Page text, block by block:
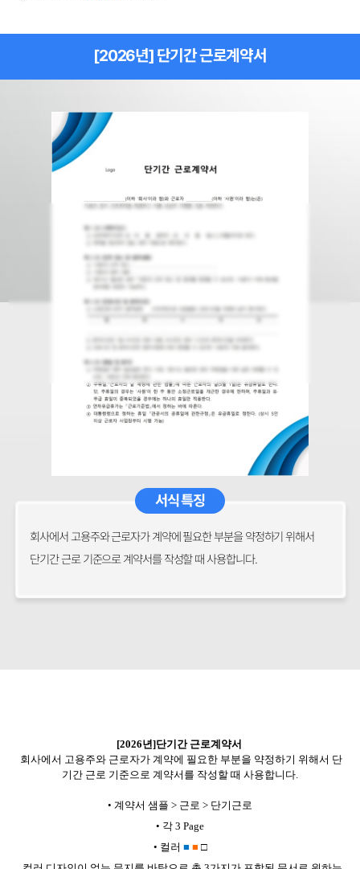
[2026년] 단기간 근로계약서
서식 특징
회사에서 고용주와 근로자가 계약에 필요한 부분을 약정하기 위해서
단기간 근로 기준으로 계약서를 작성할 때 사용합니다.
[2026년]단기간 근로계약서
회사에서 고용주와 근로자가 계약에 필요한 부분을 약정하기 위해서 단
기간 근로 기준으로 계약서를 작성할 때 사용합니다.
• 계약서 샘플 > 근로 > 단기근로
• 각 3 Page
• 컬러 ■ ■ □